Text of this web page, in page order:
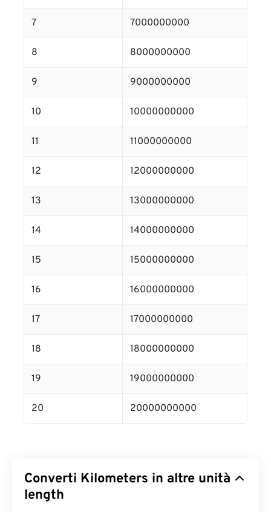
7 7000000000
8 8000000000
9 9000000000
10 10000000000
11 11000000000
12 12000000000
13 13000000000
14 14000000000
15 15000000000
16 16000000000
17 17000000000
18 18000000000
19 19000000000
20 20000000000
Converti Kilometers in altre unità
length